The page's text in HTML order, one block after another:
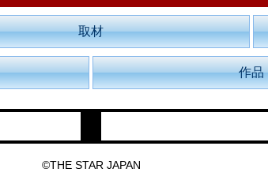
取材
作品
©THE STAR JAPAN